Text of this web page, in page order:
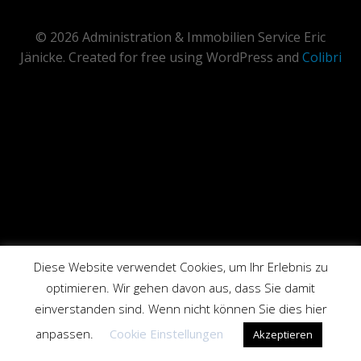
© 2026 Administration & Immobilien Service Eric
Jänicke. Created for free using WordPress and Colibri
Diese Website verwendet Cookies, um Ihr Erlebnis zu
optimieren. Wir gehen davon aus, dass Sie damit
einverstanden sind. Wenn nicht können Sie dies hier
anpassen.
Cookie Einstellungen Akzeptieren